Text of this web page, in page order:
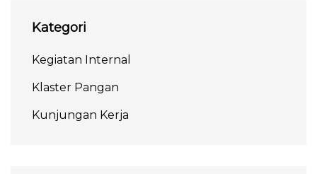
Kategori
Kegiatan Internal
Klaster Pangan
Kunjungan Kerja